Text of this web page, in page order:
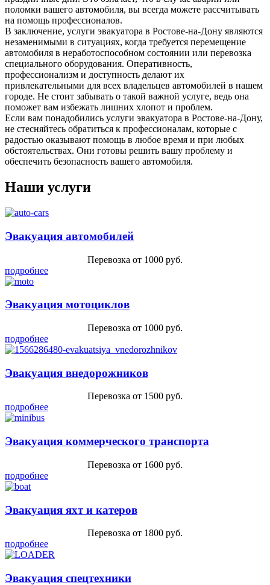
поломки вашего автомобиля, вы всегда можете рассчитывать
на помощь профессионалов.
В заключение, услуги эвакуатора в Ростове-на-Дону являются
незаменимыми в ситуациях, когда требуется перемещение
автомобиля в неработоспособном состоянии или перевозка
специального оборудования. Оперативность,
профессионализм и доступность делают их
привлекательными для всех владельцев автомобилей в нашем
городе. Не стоит забывать о такой важной услуге, ведь она
поможет вам избежать лишних хлопот и проблем.
Если вам понадобились услуги эвакуатора в Ростове-на-Дону,
не стесняйтесь обратиться к профессионалам, которые с
радостью оказывают помощь в любое время и при любых
обстоятельствах. Они готовы решить вашу проблему и
обеспечить безопасность вашего автомобиля.
Наши услуги
Эвакуация автомобилей
Перевозка от 1000 руб.
подробнее
Эвакуация мотоциклов
Перевозка от 1000 руб.
подробнее
Эвакуация внедорожников
Перевозка от 1500 руб.
подробнее
Эвакуация коммерческого транспорта
Перевозка от 1600 руб.
подробнее
Эвакуация яхт и катеров
Перевозка от 1800 руб.
подробнее
Эвакуация спецтехники